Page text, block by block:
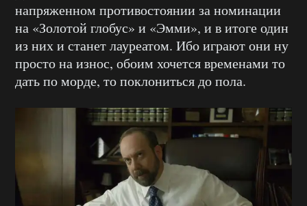
напряженном противостоянии за номинации
на «Золотой глобус» и «Эмми», и в итоге один
из них и станет лауреатом. Ибо играют они ну
просто на износ, обоим хочется временами то
дать по морде, то поклониться до пола.